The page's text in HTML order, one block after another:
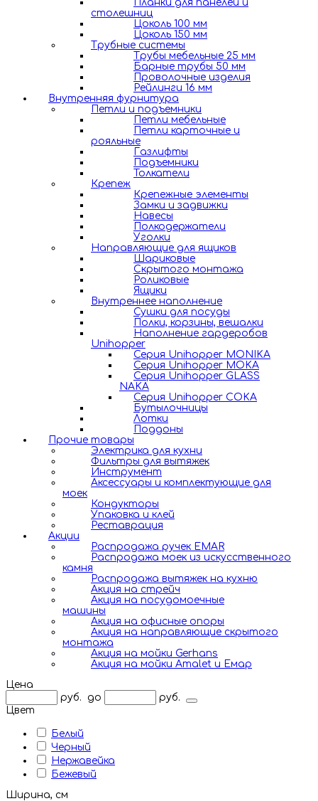
Планки для панелей и
столешниц
Цоколь 100 мм
Цоколь 150 мм
Трубные системы
Трубы мебельные 25 мм
Барные трубы 50 мм
Проволочные изделия
Рейлинги 16 мм
Внутренняя фурнитура
Петли и подъемники
Петли мебельные
Петли карточные и
рояльные
Газлифты
Подъемники
Толкатели
Крепеж
Крепежные элементы
Замки и задвижки
Навесы
Полкодержатели
Уголки
Направляющие для ящиков
Шариковые
Скрытого монтажа
Роликовые
Ящики
Внутреннее наполнение
Сушки для посуды
Полки, корзины, вешалки
Наполнение гардеробов
Unihopper
Серия Unihopper MONIKA
Серия Unihopper MOKA
Серия Unihopper GLASS
NAKA
Серия Unihopper COKA
Бутылочницы
Лотки
Поддоны
Прочие товары
Электрика для кухни
Фильтры для вытяжек
Инструмент
Аксессуары и комплектующие для
моек
Кондукторы
Упаковка и клей
Реставрация
Акции
Распродажа ручек EMAR
Распродажа моек из искусственного
камня
Распродажа вытяжек на кухню
Акция на стрейч
Акция на посудомоечные
машины
Акция на офисные опоры
Акция на направляющие скрытого
монтажа
Акция на мойки Gerhans
Акция на мойки Amalet и Емар
Цена
руб.
до
руб.
Цвет
Белый
Черный
Нержавейка
Бежевый
Ширина, см